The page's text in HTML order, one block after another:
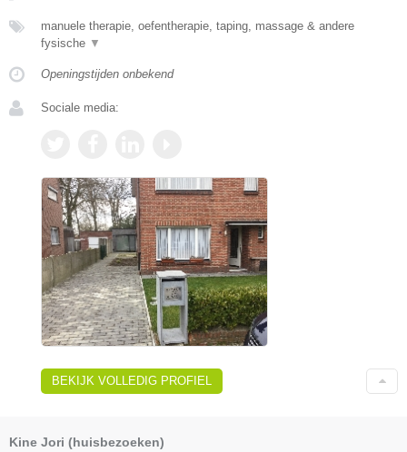
manuele therapie, oefentherapie, taping, massage & andere
fysische ▼
Openingstijden onbekend
Sociale media:
BEKIJK VOLLEDIG PROFIEL
Kine Jori (huisbezoeken)